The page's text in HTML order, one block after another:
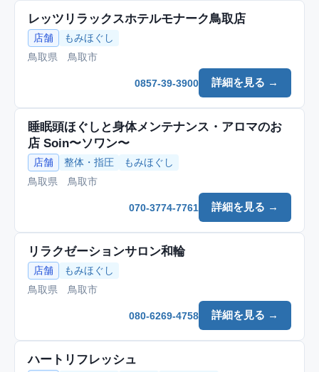
レッツリラックスホテルモナーク鳥取店
店舗
もみほぐし
鳥取県 鳥取市
詳細を見る →
0857-39-3900
睡眠頭ほぐしと身体メンテナンス・アロマのお
店 Soin〜ソワン〜
店舗 整体・指圧
もみほぐし
鳥取県 鳥取市
詳細を見る →
070-3774-7761
リラクゼーションサロン和輪
店舗
もみほぐし
鳥取県 鳥取市
詳細を見る →
080-6269-4758
ハートリフレッシュ